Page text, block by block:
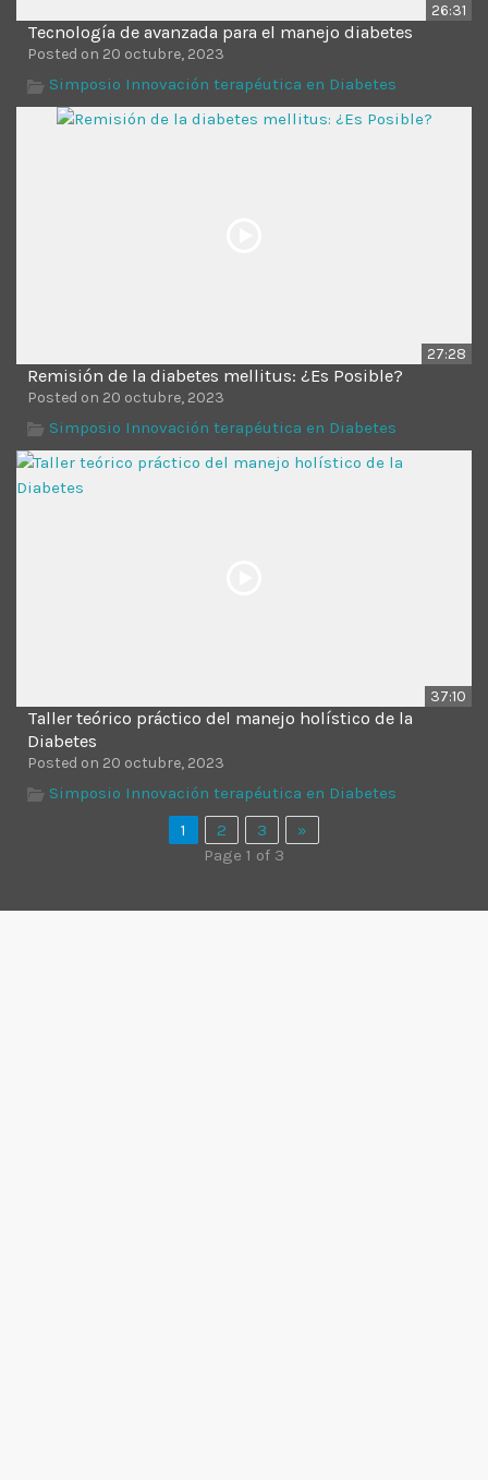
26:31
Tecnología de avanzada para el manejo diabetes
Posted on 20 octubre, 2023
Simposio Innovación terapéutica en Diabetes
27:28
Remisión de la diabetes mellitus: ¿Es Posible?
Posted on 20 octubre, 2023
Simposio Innovación terapéutica en Diabetes
37:10
Taller teórico práctico del manejo holístico de la
Diabetes
Posted on 20 octubre, 2023
Simposio Innovación terapéutica en Diabetes
1
2 3
»
Page 1 of 3